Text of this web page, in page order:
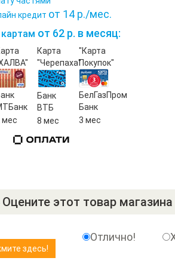
кредит от 14 р./мес.
от 62 р. в месяц:
мес
Карта
"Черепаха"
Банк
ВТБ
8 мес
"Карта
Покупок"
БелГазПром
Банк
3 мес
Оцените этот товар
Отлично!